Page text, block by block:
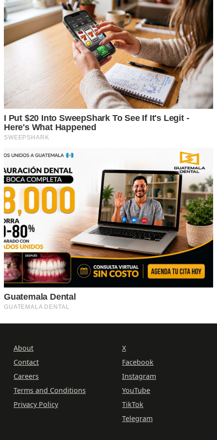
About
Contact
Careers
Terms and Conditions
Privacy Policy
X
Facebook
Instagram
YouTube
TikTok
Telegram